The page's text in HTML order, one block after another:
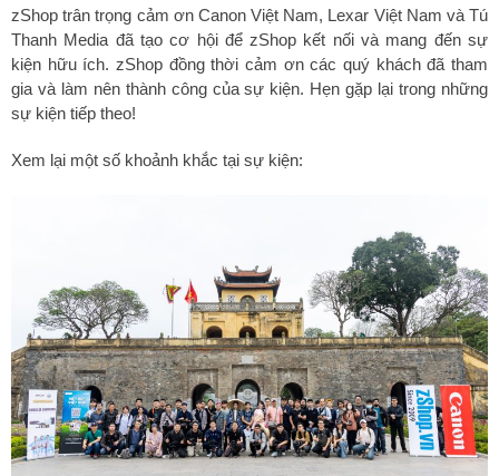
zShop trân trọng cảm ơn Canon Việt Nam, Lexar Việt Nam và Tú
Thanh Media đã tạo cơ hội để zShop kết nối và mang đến sự
kiện hữu ích. zShop đồng thời cảm ơn các quý khách đã tham
gia và làm nên thành công của sự kiện. Hẹn gặp lại trong những
sự kiện tiếp theo!
Xem lại một số khoảnh khắc tại sự kiện: